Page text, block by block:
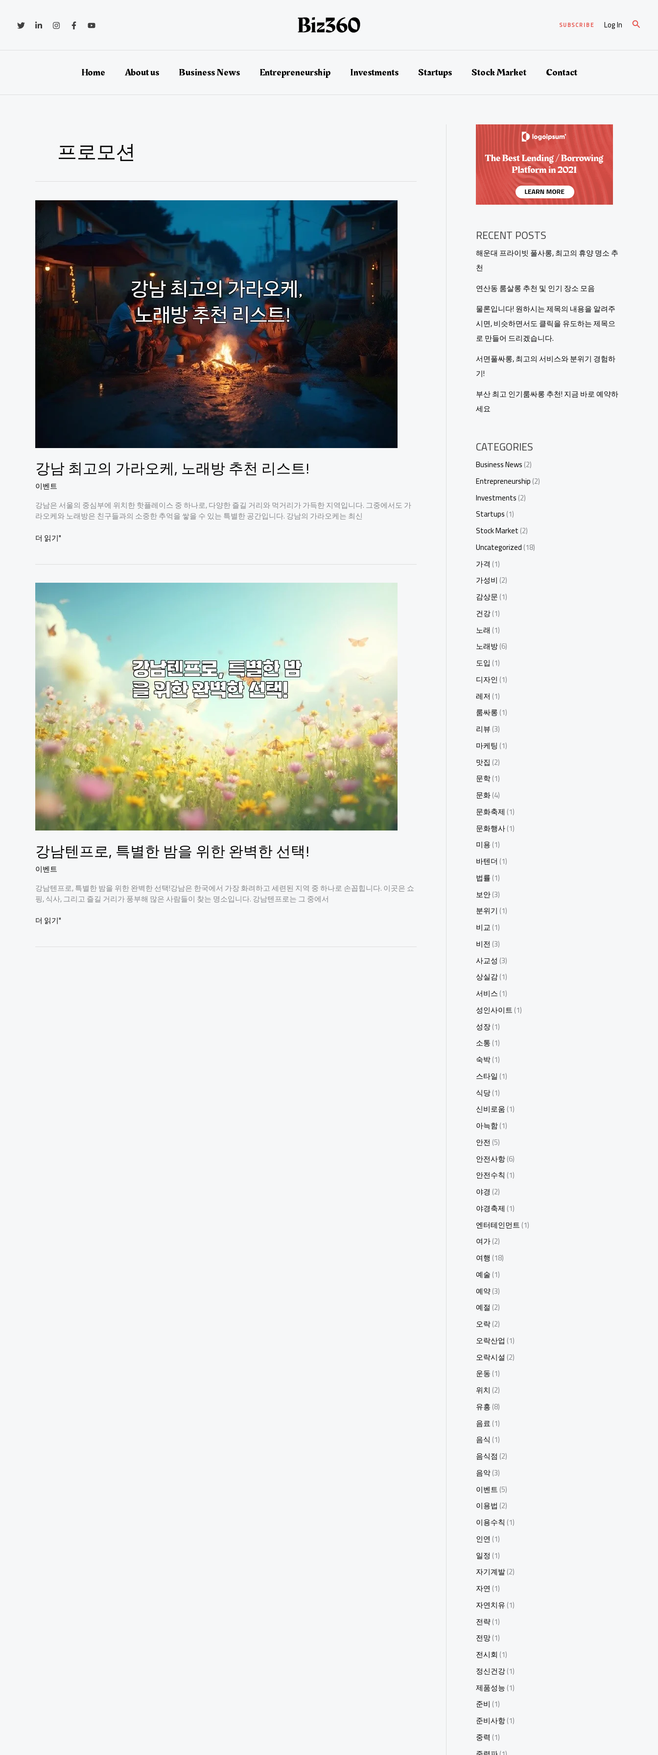
건
SUBSCRIBE Log In
검
Home About us Business News Entrepreneurship Investments Startups Stock Market Contact
프로모션
강남 최고의 가라오케, 노래방 추천 리스트!
이벤트
강남은 서울의 중심부에 위치한 핫플레이스 중 하나로, 다양한 즐길 거리와 먹거리가 가득한 지역입니다. 그중에서도 가
라오케와 노래방은 친구들과의 소중한 추억을 쌓을 수 있는 특별한 공간입니다. 강남의 가라오케는 최신
강
고
의
라
오
케,
추
스
트!
더 읽기"
강남텐프로, 특별한 밤을 위한 완벽한 선택!
이벤트
강남텐프로, 특별한 밤을 위한 완벽한 선택!강남은 한국에서 가장 화려하고 세련된 지역 중 하나로 손꼽힙니다. 이곳은 쇼
핑, 식사, 그리고 즐길 거리가 풍부해 많은 사람들이 찾는 명소입니다. 강남텐프로는 그 중에서
강
더 읽기"
RECENT POSTS
해운대 프라이빗 풀사롱, 최고의 휴양 명소 추
천
연산동 룸살롱 추천 및 인기 장소 모음
물론입니다! 원하시는 제목의 내용을 알려주
시면, 비슷하면서도 클릭을 유도하는 제목으
로 만들어 드리겠습니다.
서면풀싸롱, 최고의 서비스와 분위기 경험하
기!
부산 최고 인기룸싸롱 추천! 지금 바로 예약하
세요
CATEGORIES
Business News(2)
Entrepreneurship(2)
Investments(2)
Startups(1)
Stock Market(2)
Uncategorized(18)
가격 (1)
가성비 (2)
감상문(1)
건강(1)
노래 (1)
노래방(6)
도입 (1)
디자인(1)
레저 (1)
룸싸롱(1)
리뷰(3)
마케팅 (1)
맛집 (2)
문학(1)
문화(4)
문화축제 (1)
문화행사(1)
미용(1)
바텐더 (1)
법률(1)
보안(3)
분위기 (1)
비교(1)
비전(3)
사교성 (3)
상실감(1)
서비스(1)
성인사이트(1)
성장(1)
소통(1)
숙박(1)
스타일 (1)
식당(1)
신비로움(1)
아늑함(1)
안전(5)
안전사항(6)
안전수칙 (1)
야경 (2)
야경축제 (1)
엔터테인먼트(1)
여가(2)
여행 (18)
예술(1)
예약(3)
예절 (2)
오락(2)
오락산업 (1)
오락시설 (2)
운동(1)
위치 (2)
유흥(8)
음료(1)
음식 (1)
음식점 (2)
음악(3)
이벤트(5)
이용법 (2)
이용수칙 (1)
인연(1)
일정 (1)
자기계발(2)
자연(1)
자연치유(1)
전략(1)
전망(1)
전시회 (1)
정신건강(1)
제품성능(1)
준비 (1)
준비사항(1)
중력 (1)